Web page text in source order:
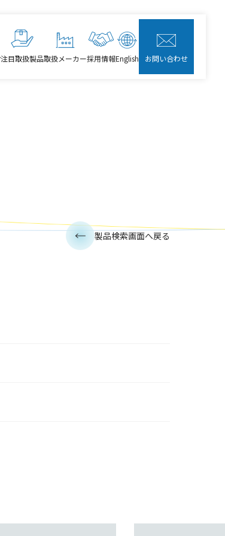
注目取扱製品取扱メーカー採用情報English お問い合わせ
製品検索画面へ戻る